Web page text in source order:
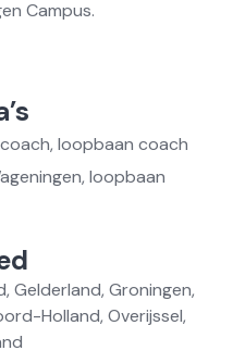
Campus.
loopbaan coach
loopbaan
Gelderland, Groningen,
Holland, Overijssel,